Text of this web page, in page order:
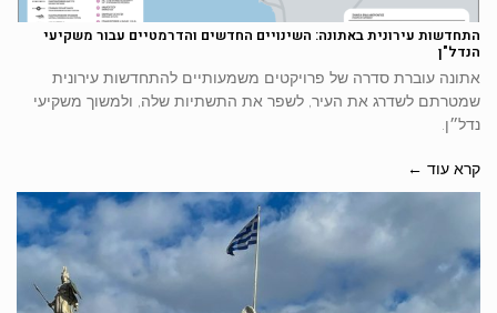
התחדשות עירונית באתונה: השינויים החדשים והדרמטיים עבור משקיעי
הנדל"ן
אתונה עוברת סדרה של פרויקטים משמעותיים להתחדשות עירונית
שמטרתם לשדרג את העיר, לשפר את התשתיות שלה, ולמשוך משקיעי
נדל״ן.
קרא עוד ←